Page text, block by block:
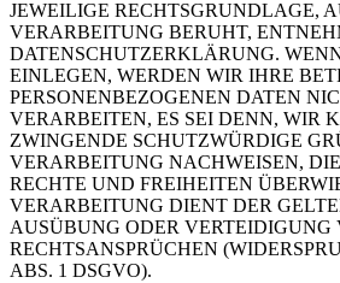
JEWEILIGE RECHTSGRUNDLAGE,
VERARBEITUNG BERUHT,
DATENSCHUTZERKLÄRUNG.
EINLEGEN, WERDEN WIR IHRE
PERSONENBEZOGENEN DATEN
VERARBEITEN, ES SEI DENN, WIR
ZWINGENDE SCHUTZWÜRDIGE
VERARBEITUNG NACHWEISEN,
RECHTE UND FREIHEITEN
VERARBEITUNG DIENT DER
AUSÜBUNG ODER VERTEIDIGUNG
RECHTSANSPRÜCHEN
ABS. 1 DSGVO).